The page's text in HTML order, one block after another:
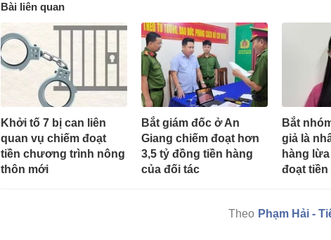
Bài liên quan
Khởi tố 7 bị can liên
quan vụ chiếm đoạt
tiền chương trình nông
thôn mới
Bắt giám đốc ở An
Giang chiếm đoạt hơn
3,5 tỷ đồng tiền hàng
của đối tác
Bắt
giả là
hàng
đoạt
Phạm Hải -